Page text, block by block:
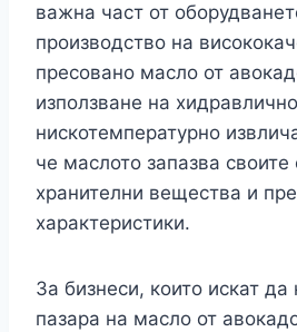
важна част от
производство на
пресовано масло от
използване на
нискотемпературно
че маслото запазва своите
хранителни вещества и
характеристики.
За бизнеси, които искат да
пазара на масло от